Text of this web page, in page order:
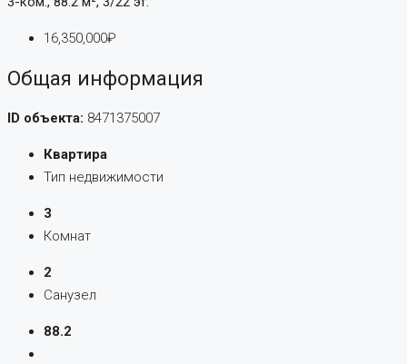
16,350,000₽
Общая информация
ID объекта: 8471375007
Квартира
Тип недвижимости
3
Комнат
2
Санузел
88.2